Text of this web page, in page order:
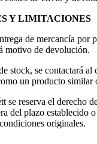
Y LIMITACIONES
de mercancía por
motivo de devolución.
stock, se contactará al
un producto similar
se reserva el derecho
del plazo establecido
originales.